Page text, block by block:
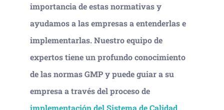
importancia de estas normativas y
ayudamos a las empresas a entenderlas e
implementarlas. Nuestro equipo de
expertos tiene un profundo conocimiento
de las normas GMP y puede guiar a su
empresa a través del proceso de
implementación del Sistema de Calidad